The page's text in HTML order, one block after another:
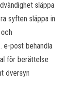
släppa
syften släppa in
e-post behandla
för berättelse
översyn